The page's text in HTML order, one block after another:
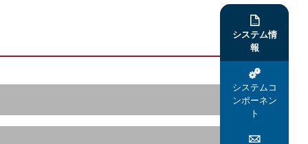

システム情
報

システムコ
ンポーネン
ト
